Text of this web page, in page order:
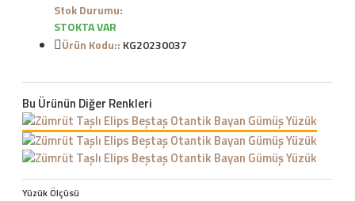
Stok Durumu:
STOKTA VAR
Ürün Kodu:: KG20230037
Bu Ürünün Diğer Renkleri
Yüzük Ölçüsü